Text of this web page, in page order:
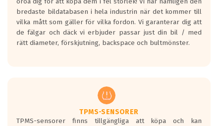
10.0x22
ET: 50
bredaste bildatabasen i hela industrin när det kommer till
vilka mått som gäller för vilka fordon. Vi garanterar dig att
de fälgar och däck vi erbjuder passar just din bil / med
rätt diameter, förskjutning, backspace och bultmönster.
TPMS-SENSORER
TPMS-sensorer finns tillgängliga att köpa och kan